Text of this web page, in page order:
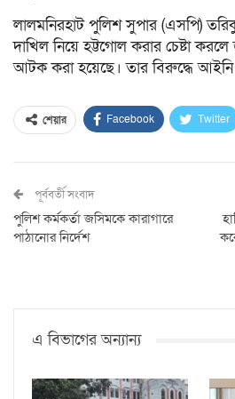
লালমনিরহাট পুলিশ সুপার (এসপি)
দাখিল নিয়ে হট্টগোল করার চেষ্টা
আটক করা হয়েছে। তার বিরুদ্ধে আইনি
শেয়ার Facebook Twitter
পূর্ববর্তী সংবাদ
পুলিশ কর্মকর্তা জসিমকে কারাগারে
পাঠানোর নির্দেশ
এ বিভাগের অন্যান্য